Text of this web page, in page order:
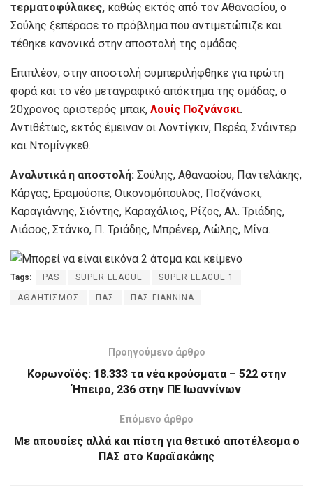
τερματοφύλακες, καθώς εκτός από τον Αθανασίου, ο
Σούλης ξεπέρασε το πρόβλημα που αντιμετώπιζε και
τέθηκε κανονικά στην αποστολή της ομάδας.
Επιπλέον, στην αποστολή συμπεριλήφθηκε για πρώτη
φορά και το νέο μεταγραφικό απόκτημα της ομάδας, ο
20χρονος αριστερός μπακ, Λουίς Ποζνάνσκι.
Αντιθέτως, εκτός έμειναν οι Λοντίγκιν, Περέα, Σνάιντερ
και Ντομίνγκεθ.
Αναλυτικά η αποστολή: Σούλης, Αθανασίου, Παντελάκης,
Κάργας, Εραμούσπε, Οικονομόπουλος, Ποζνάνσκι,
Καραγιάννης, Σιόντης, Καραχάλιος, Ρίζος, Αλ. Τριάδης,
Λιάσος, Στάνκο, Π. Τριάδης, Μπρένερ, Λώλης, Μίνα.
Tags: PAS SUPER LEAGUE SUPER LEAGUE 1
ΑΘΛΗΤΙΣΜΟΣ ΠΑΣ ΠΑΣ ΓΙΑΝΝΙΝΑ
Προηγούμενο άρθρο
Κορωνοϊός: 18.333 τα νέα κρούσματα – 522 στην
Ήπειρο, 236 στην ΠΕ Ιωαννίνων
Επόμενο άρθρο
Με απουσίες αλλά και πίστη για θετικό αποτέλεσμα ο
ΠΑΣ στο Καραϊσκάκης